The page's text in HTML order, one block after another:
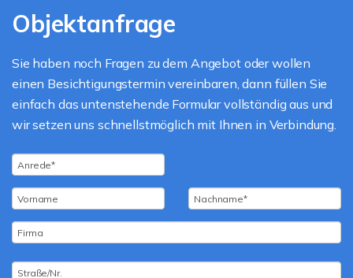
Objektanfrage
Sie haben noch Fragen zu dem Angebot oder wollen
einen Besichtigungstermin vereinbaren, dann füllen Sie
einfach das untenstehende Formular vollständig aus und
wir setzen uns schnellstmöglich mit Ihnen in Verbindung.